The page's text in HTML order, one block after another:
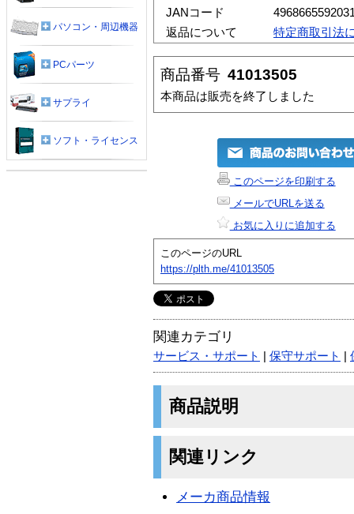
JANコード
返品について
特定商取引法
商品番号 41013505
本商品は販売を終了しました
このページを印刷する
メールでURLを送る
お気に入りに追加する
このページのURL
https://plth.me/41013505
関連カテゴリ
サービス・サポート 保守サポート
商品説明
関連リンク
メーカ商品情報
パソコン・周辺機器
PCパーツ
サプライ
ソフト・ライセンス